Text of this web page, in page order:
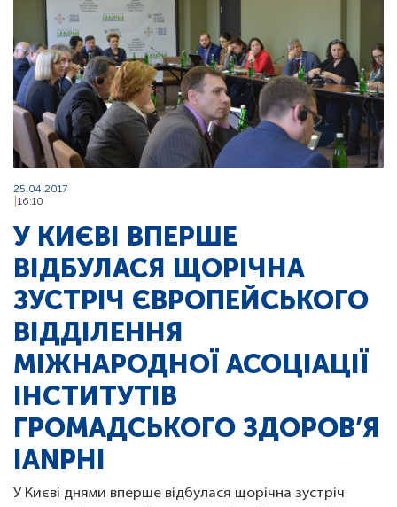
25.04.2017
16:10
У КИЄВІ ВПЕРШЕ
ВІДБУЛАСЯ ЩОРІЧНА
ЗУСТРІЧ ЄВРОПЕЙСЬКОГО
ВІДДІЛЕННЯ
МІЖНАРОДНОЇ АСОЦІАЦІЇ
ІНСТИТУТІВ
ГРОМАДСЬКОГО ЗДОРОВ’Я
IANPHI
У Києві днями вперше відбулася щорічна зустріч